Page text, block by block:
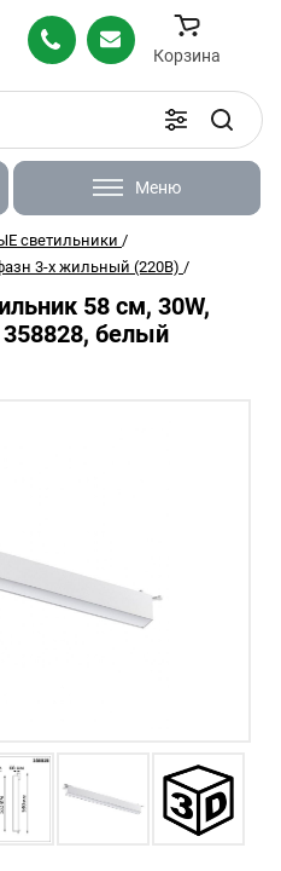
Корзина
Меню
светильники /
3-х жильный (220В) /
58 см, 30W,
белый